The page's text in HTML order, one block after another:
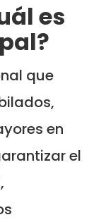
es
que
en
el